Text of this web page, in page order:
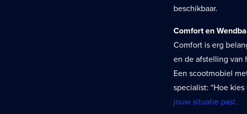
beschikbaar.
Comfort en
Comfort is erg
en de afstelling van
Een scootmobiel
specialist: “Hoe
jouw situatie past.